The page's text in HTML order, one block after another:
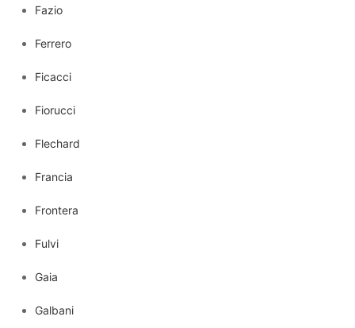
Fazio
Ferrero
Ficacci
Fiorucci
Flechard
Francia
Frontera
Fulvi
Gaia
Galbani